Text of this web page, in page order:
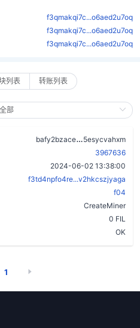
f3qmakqi7c...o6aed2u7oq
f3qmakqi7c...o6aed2u7oq
f3qmakqi7c...o6aed2u7oq
列表 转账列表
bafy2bzace
5esycvahxm
3967636
2024-06-02 13:38:00
f3td4npfo4re...v2hkcszjyaga
f04
CreateMiner
0 FIL
OK
1